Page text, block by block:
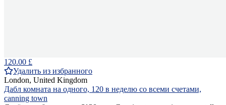
120.00 £
Удалить из избранного
London, United Kingdom
Дабл комната на одного, 120 в неделю со всеми счетами,
canning town